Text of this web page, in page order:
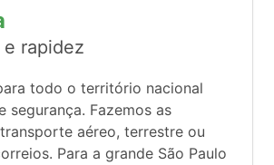
e rapidez
todo o território nacional
segurança. Fazemos as
aéreo, terrestre ou
Para a grande São Paulo